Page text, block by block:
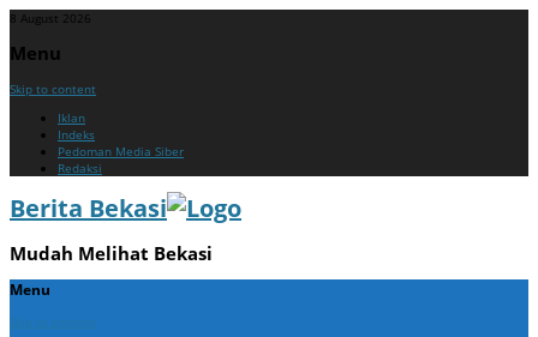
8 August 2026
Menu
Skip to content
Iklan
Indeks
Pedoman Media Siber
Redaksi
Berita Bekasi
Mudah Melihat Bekasi
Menu
Skip to content